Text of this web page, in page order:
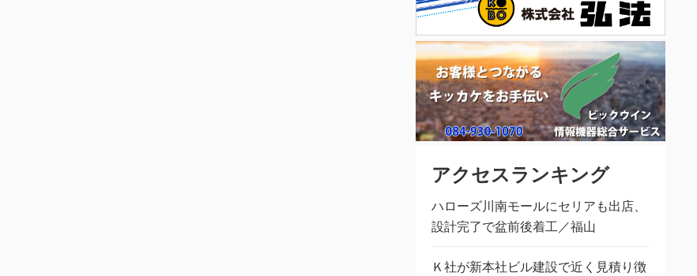
アクセスランキング
ハローズ川南モールにセリアも出店、
設計完了で盆前後着工／福山
Ｋ社が新本社ビル建設で近く見積り徴